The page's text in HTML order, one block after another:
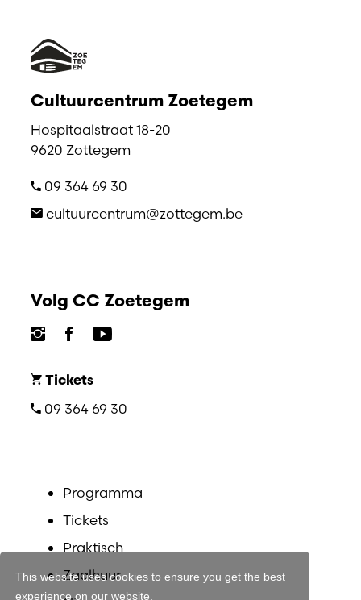
This website uses cookies to ensure you get the best
experience on our website.
Cultuurcentrum Zoetegem
Hospitaalstraat 18-20
9620 Zottegem
09 364 69 30
cultuurcentrum@zottegem.be
Volg CC Zoetegem
Tickets
09 364 69 30
Programma
Tickets
Praktisch
Zaalhuur